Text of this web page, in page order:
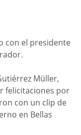
con el presidente
Müller,
felicitaciones por
con un clip de
en Bellas